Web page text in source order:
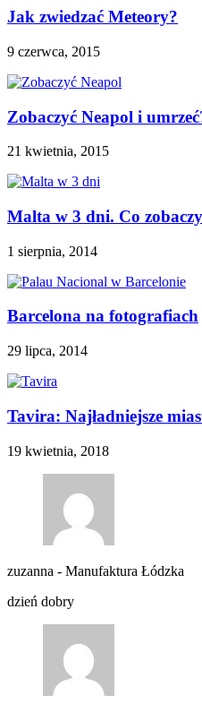
Jak zwiedzać Meteory?
9 czerwca, 2015
Zobaczyć Neapol i
21 kwietnia, 2015
Malta w 3 dni. Co
1 sierpnia, 2014
Barcelona na fotografiach
29 lipca, 2014
Tavira: Najładniejsze
19 kwietnia, 2018
zuzanna - Manufaktura Łódzka
dzień dobry